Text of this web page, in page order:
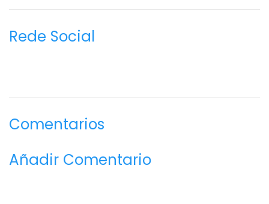
Rede Social
Comentarios
Añadir Comentario